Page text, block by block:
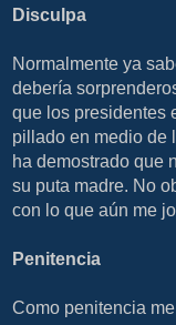
Disculpa
Normalmente ya
debería
que los presidentes
pillado en medio de
ha demostrado que
su puta madre. No
con lo que aún me
Penitencia
Como penitencia